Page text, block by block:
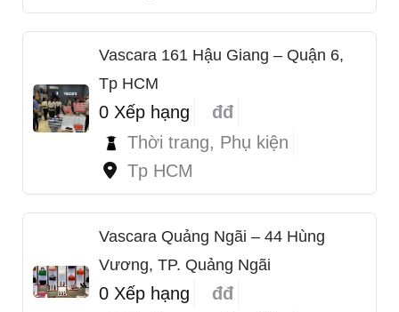
Vascara 161 Hậu Giang – Quận 6,
Tp HCM
0 Xếp hạng
đđ
Thời trang, Phụ kiện
Tp HCM
Vascara Quảng Ngãi – 44 Hùng
Vương, TP. Quảng Ngãi
0 Xếp hạng
đđ